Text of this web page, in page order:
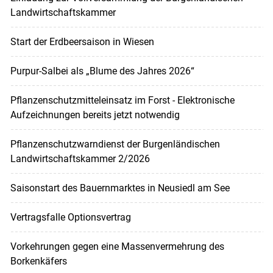
Landwirtschaftskammer
Start der Erdbeersaison in Wiesen
Purpur-Salbei als „Blume des Jahres 2026“
Pflanzenschutzmitteleinsatz im Forst - Elektronische
Aufzeichnungen bereits jetzt notwendig
Pflanzenschutzwarndienst der Burgenländischen
Landwirtschaftskammer 2/2026
Saisonstart des Bauernmarktes in Neusiedl am See
Vertragsfalle Optionsvertrag
Vorkehrungen gegen eine Massenvermehrung des
Borkenkäfers